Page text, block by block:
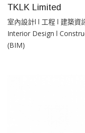
TKLK Limited
室內設計l l 工程 l 建築資
Interior Design l
(BIM)